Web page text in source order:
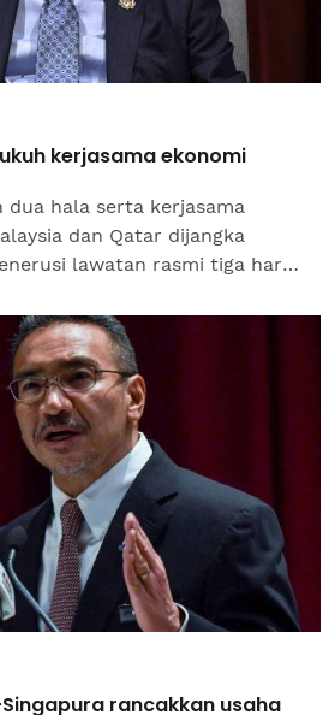
kerjasama ekonomi
dua hala serta kerjasama
dan Qatar dijangka
lawatan rasmi tiga hari
rancakkan usaha